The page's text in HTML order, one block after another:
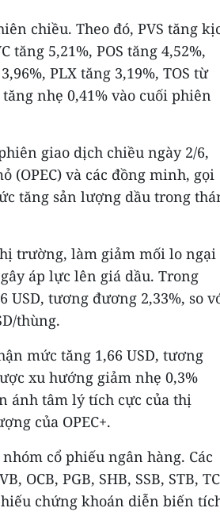
chiều. Theo đó, PVS tăng
tăng 5,21%, POS tăng 4,52%,
PLX tăng 3,19%, TOS từ
nhẹ 0,41% vào cuối phiên
giao dịch chiều ngày 2/6,
(OPEC) và các đồng minh, gọi
tăng sản lượng dầu trong
trường, làm giảm mối lo ngại
áp lực lên giá dầu. Trong
USD, tương đương 2,33%, so
thùng.
mức tăng 1,66 USD, tương
xu hướng giảm nhẹ 0,3%
ánh tâm lý tích cực của thị
của OPEC+.
cổ phiếu ngân hàng. Các
OCB, PGB, SHB, SSB, STB,
chứng khoán diễn biến